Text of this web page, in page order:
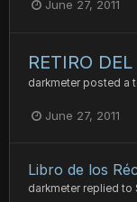
June 27, 2011
RETIRO
darkmeter posted a
June 27, 2011
Libro de los
darkmeter replied to